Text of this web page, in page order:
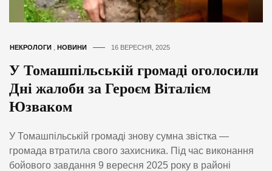
НЕКРОЛОГИ НОВИНИ 16 ВЕРЕСНЯ, 2025
У Томашпільській громаді оголосили
Дні жалоби за Героєм Віталієм
Юзваком
У Томашпільській громаді знову сумна звістка —
громада втратила свого захисника. Під час виконання
бойового завдання 9 вересня 2025 року в районі